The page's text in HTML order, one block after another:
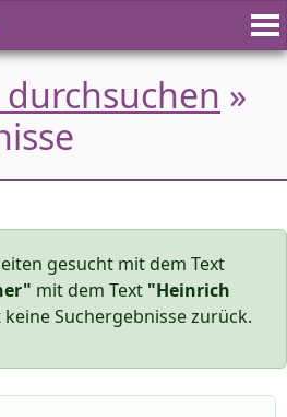
»
gesucht mit dem Text
mit dem Text "Heinrich
keine Suchergebnisse zurück.